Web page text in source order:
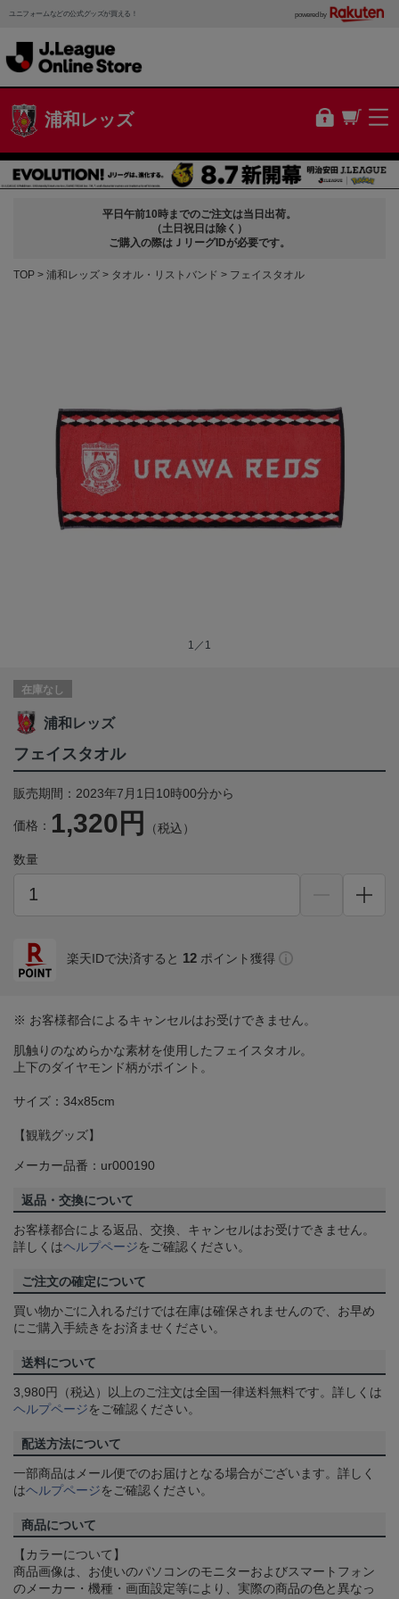
ユニフォームなどの公式グッズが買える！ powered by
浦和レッズ
平日午前10時までのご注文は当日出荷。
（土日祝日は除く）
ご購入の際はＪリーグIDが必要です。
TOP 浦和レッズ タオル・リストバンド フェイスタオル
1／1
在庫なし
浦和レッズ
フェイスタオル
販売期間：2023年7月1日10時00分から
価格： 1,320円 （税込）
数量
楽天IDで決済すると 12 ポイント獲得
※ お客様都合によるキャンセルはお受けできません。
肌触りのなめらかな素材を使用したフェイスタオル。
上下のダイヤモンド柄がポイント。
サイズ：34x85cm
【観戦グッズ】
メーカー品番：ur000190
返品・交換について
お客様都合による返品、交換、キャンセルはお受けできません。
詳しくはヘルプページをご確認ください。
ご注文の確定について
買い物かごに入れるだけでは在庫は確保されませんので、お早め
にご購入手続きをお済ませください。
送料について
3,980円（税込）以上のご注文は全国一律送料無料です。詳しくは
ヘルプページをご確認ください。
配送方法について
一部商品はメール便でのお届けとなる場合がございます。詳しく
はヘルプページをご確認ください。
商品について
【カラーについて】
商品画像は、お使いのパソコンのモニターおよびスマートフォン
のメーカー・機種・画面設定等により、実際の商品の色と異なっ